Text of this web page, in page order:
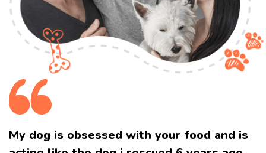
My dog is obsessed with your food and is